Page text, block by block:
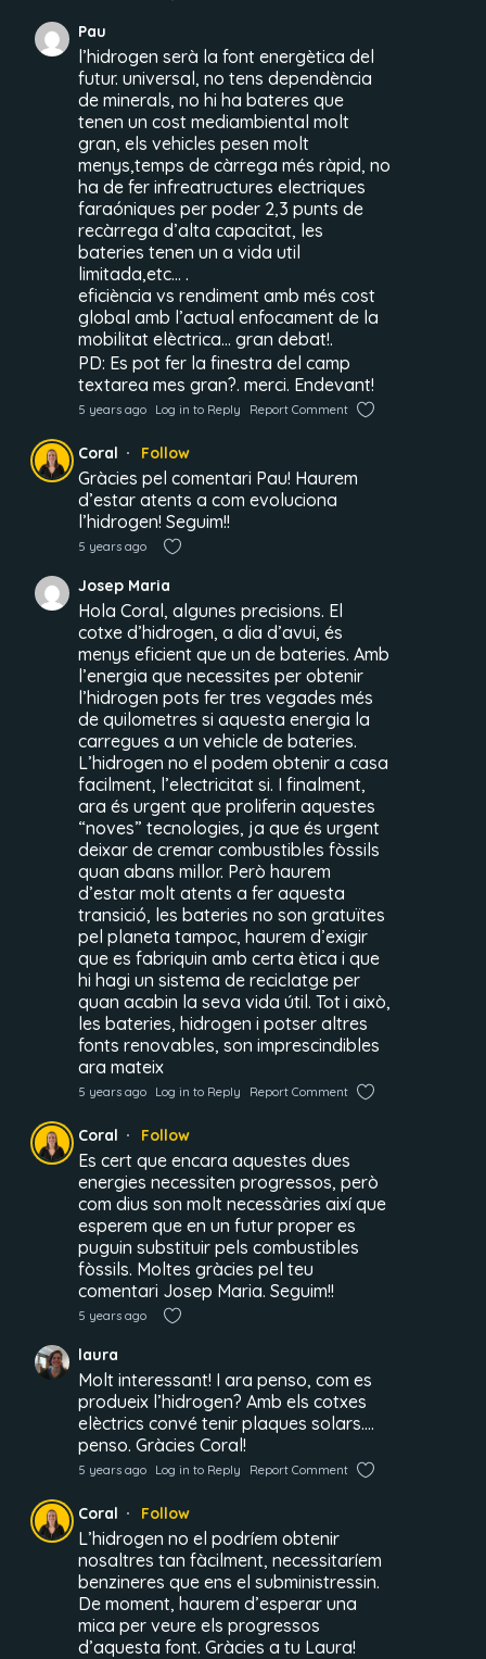
Pau
l’hidrogen serà la font energètica del
futur. universal, no tens dependència
de minerals, no hi ha bateres que
tenen un cost mediambiental molt
gran, els vehicles pesen molt
menys,temps de càrrega més ràpid, no
ha de fer infreatructures electriques
faraóniques per poder 2,3 punts de
recàrrega d’alta capacitat, les
bateries tenen un a vida util
limitada,etc… .
eficiència vs rendiment amb més cost
global amb l’actual enfocament de la
mobilitat elèctrica… gran debat!.
PD: Es pot fer la finestra del camp
textarea mes gran?. merci. Endevant!
5 years ago Log in to Reply Report Comment
Coral Follow
Gràcies pel comentari Pau! Haurem
d’estar atents a com evoluciona
l’hidrogen! Seguim!!
5 years ago
Josep Maria
Hola Coral, algunes precisions. El
cotxe d’hidrogen, a dia d’avui, és
menys eficient que un de bateries. Amb
l’energia que necessites per obtenir
l’hidrogen pots fer tres vegades més
de quilometres si aquesta energia la
carregues a un vehicle de bateries.
L’hidrogen no el podem obtenir a casa
facilment, l’electricitat si. I finalment,
ara és urgent que proliferin aquestes
“noves” tecnologies, ja que és urgent
deixar de cremar combustibles fòssils
quan abans millor. Però haurem
d’estar molt atents a fer aquesta
transició, les bateries no son gratuïtes
pel planeta tampoc, haurem d’exigir
que es fabriquin amb certa ètica i que
hi hagi un sistema de reciclatge per
quan acabin la seva vida útil. Tot i això,
les bateries, hidrogen i potser altres
fonts renovables, son imprescindibles
ara mateix
5 years ago Log in to Reply Report Comment
Coral Follow
Es cert que encara aquestes dues
energies necessiten progressos, però
com dius son molt necessàries així que
esperem que en un futur proper es
puguin substituir pels combustibles
fòssils. Moltes gràcies pel teu
comentari Josep Maria. Seguim!!
5 years ago
laura
Molt interessant! I ara penso, com es
produeix l’hidrogen? Amb els cotxes
elèctrics convé tenir plaques solars….
penso. Gràcies Coral!
5 years ago Log in to Reply Report Comment
Coral Follow
L’hidrogen no el podríem obtenir
nosaltres tan fàcilment, necessitaríem
benzineres que ens el subministressin.
De moment, haurem d’esperar una
mica per veure els progressos
d’aquesta font. Gràcies a tu Laura!